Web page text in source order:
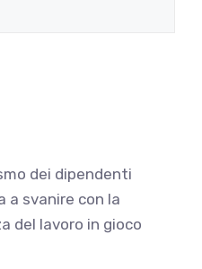
dei dipendenti
a svanire con la
del lavoro in gioco